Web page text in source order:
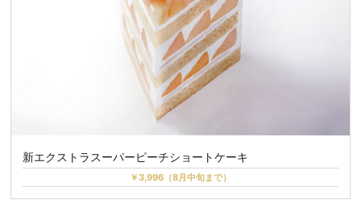
新エクストラスーパーピーチショートケーキ
￥3,996（8月中旬まで）